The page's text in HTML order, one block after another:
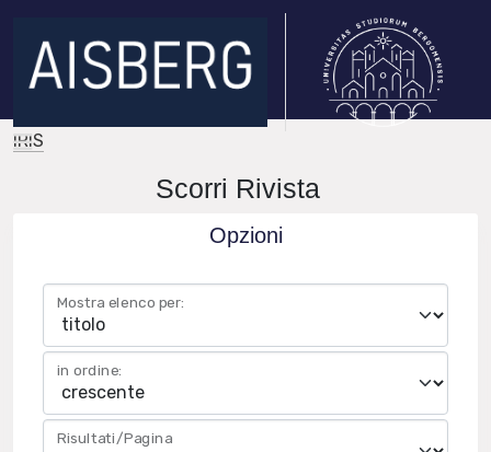
IRIS
Scorri Rivista
Opzioni
Mostra elenco per:
in ordine:
Risultati/Pagina